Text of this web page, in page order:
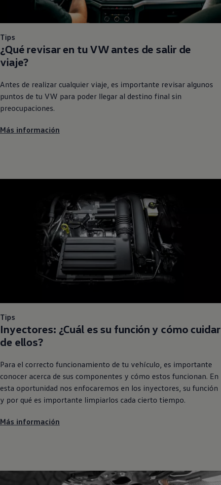
Tips
¿Qué revisar en tu VW antes de salir de
viaje?
Antes de realizar cualquier viaje, es importante revisar algunos
puntos de tu VW para poder llegar al destino final sin
preocupaciones.
Más información
Tips
Inyectores: ¿Cuál es su función y cómo cuidar
de ellos?
Para el correcto funcionamiento de tu vehículo, es importante
conocer acerca de sus componentes y cómo estos funcionan. En
esta oportunidad nos enfocaremos en los inyectores, su función
y por qué es importante limpiarlos cada cierto tiempo.
Más información